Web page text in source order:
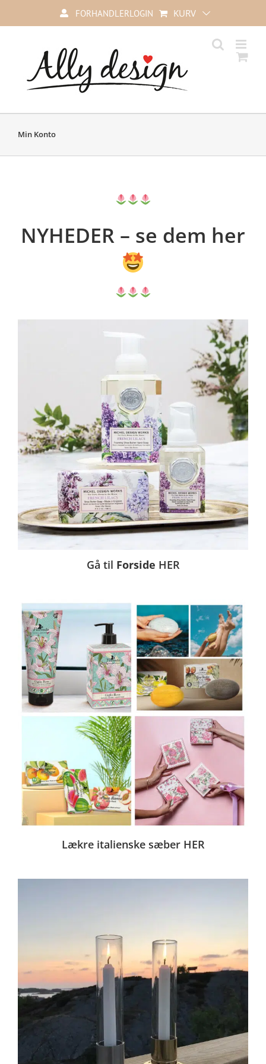
content
FORHANDLERLOGIN KURV
Min Konto
NYHEDER – se dem her
Gå til Forside HER
Lækre italienske sæber HER